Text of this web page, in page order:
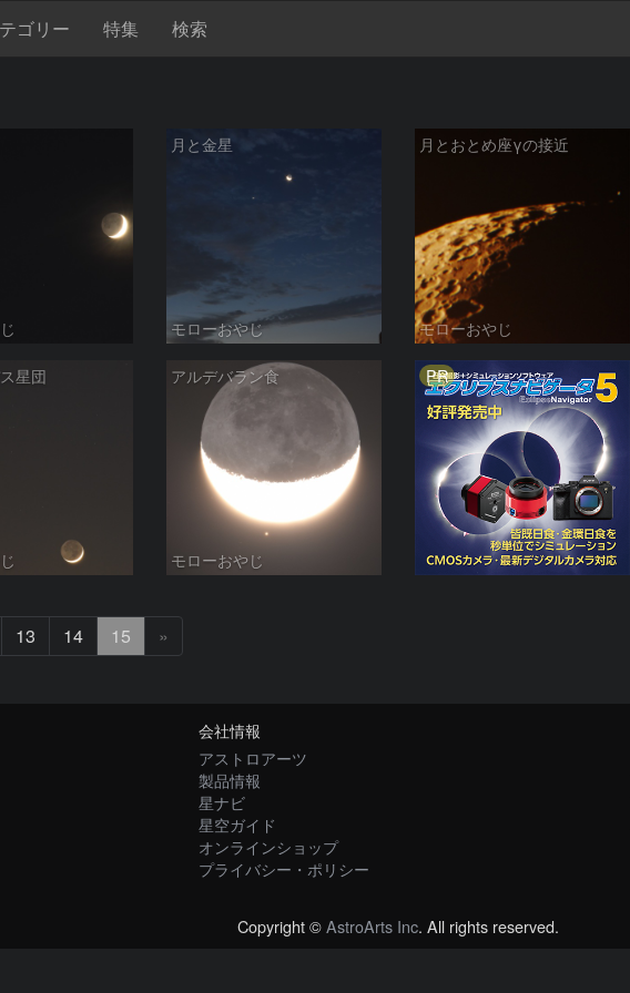
ゴリー 特集 検索
月と金星
モローおやじ
月とおとめ座γの接近
モローおやじ
星団 アルデバラン食
モローおやじ
PR
13 14 15 »
会社情報
アストロアーツ
製品情報
星ナビ
星空ガイド
オンラインショップ
プライバシー・ポリシー
Copyright ©AstroArts Inc. All rights reserved.